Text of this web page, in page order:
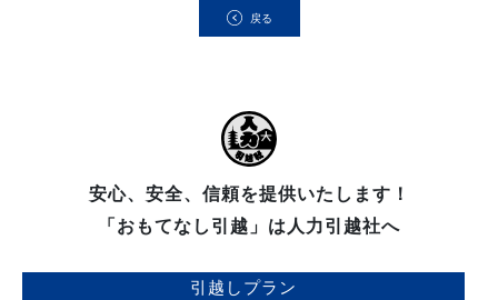
戻る
安心、安全、信頼を提供いたします！
「おもてなし引越」は人力引越社へ
引越しプラン